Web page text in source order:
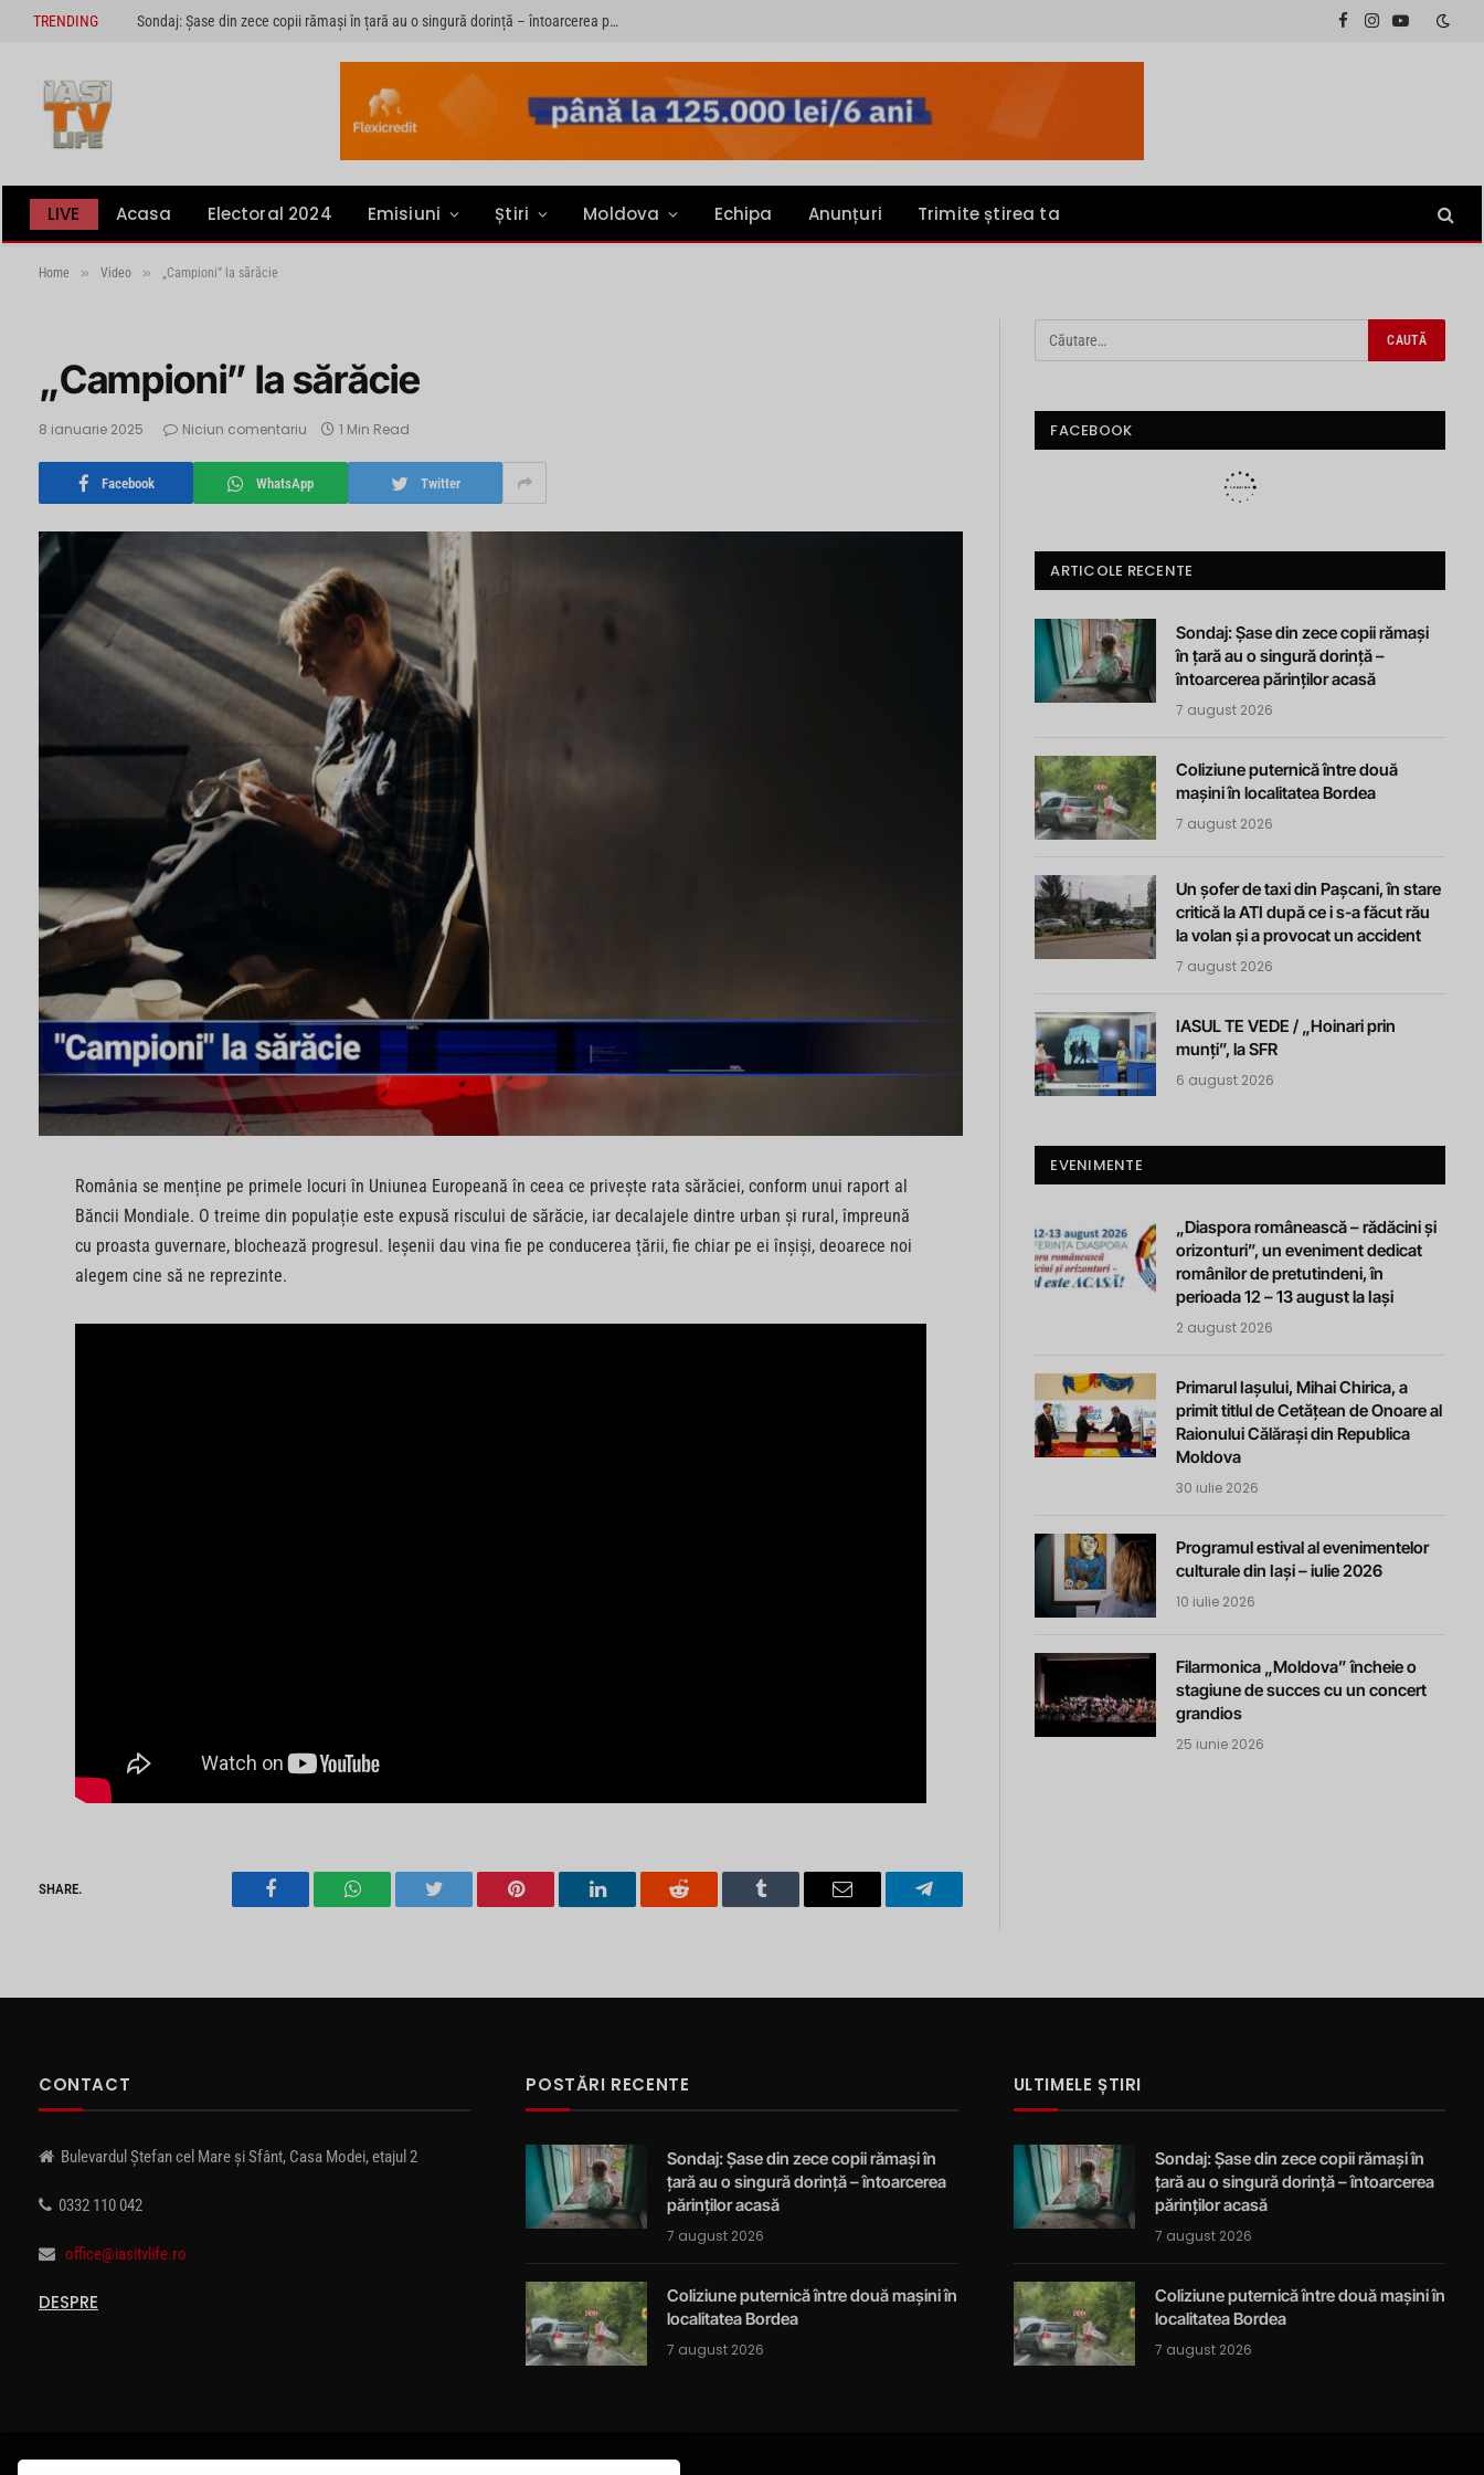
TRENDING Sondaj: Șase din zece copii rămași în țară au o singură dorință – întoarcerea părinților acasă
Facebook
InstagramYouTube
LIVE Acasa Electoral 2024 Emisiuni Știri Moldova Echipa Anunțuri Trimite știrea ta
Home » Video » „Campioni” la sărăcie
„Campioni” la sărăcie
8 ianuarie 2025 Niciun comentariu 1 Min Read
Facebook WhatsApp Twitter
România se menține pe primele locuri în Uniunea Europeană în ceea ce privește rata sărăciei, conform unui raport al
Băncii Mondiale. O treime din populație este expusă riscului de sărăcie, iar decalajele dintre urban și rural, împreună
cu proasta guvernare, blochează progresul. Ieșenii dau vina fie pe conducerea țării, fie chiar pe ei înșiși, deoarece noi
alegem cine să ne reprezinte.
SHARE.
Facebook WhatsAppTwitter Pinterest LinkedIn Reddit Tumblr Email Telegram
FACEBOOK
ARTICOLE RECENTE
Sondaj: Șase din zece copii rămași
în țară au o singură dorință –
întoarcerea părinților acasă
7 august 2026
Coliziune puternică între două
mașini în localitatea Bordea
7 august 2026
Un șofer de taxi din Pașcani, în stare
critică la ATI după ce i s-a făcut rău
la volan și a provocat un accident
7 august 2026
IASUL TE VEDE / „Hoinari prin
munți”, la SFR
6 august 2026
EVENIMENTE
„Diaspora românească – rădăcini și
orizonturi”, un eveniment dedicat
românilor de pretutindeni, în
perioada 12 – 13 august la Iași
2 august 2026
Primarul Iașului, Mihai Chirica, a
primit titlul de Cetățean de Onoare al
Raionului Călărași din Republica
Moldova
30 iulie 2026
Programul estival al evenimentelor
culturale din Iași – iulie 2026
10 iulie 2026
Filarmonica „Moldova” încheie o
stagiune de succes cu un concert
grandios
25 iunie 2026
CONTACT
Bulevardul Ștefan cel Mare și Sfânt, Casa Modei, etajul 2
0332 110 042
office@iasitvlife.ro
DESPRE
POSTĂRI RECENTE
Sondaj: Șase din zece copii rămași în
țară au o singură dorință – întoarcerea
părinților acasă
7 august 2026
Coliziune puternică între două mașini în
localitatea Bordea
7 august 2026
ULTIMELE ȘTIRI
Sondaj: Șase din zece copii rămași în
țară au o singură dorință – întoarcerea
părinților acasă
7 august 2026
Coliziune puternică între două mașini în
localitatea Bordea
7 august 2026